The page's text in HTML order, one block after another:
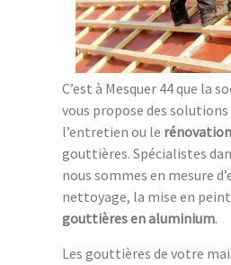
C’est à Mesquer 44 que la
vous propose des
l’entretien ou le rénovation
gouttières. Spécialistes
nous sommes en mesure
nettoyage, la mise en
gouttières en aluminium.
Les gouttières de votre